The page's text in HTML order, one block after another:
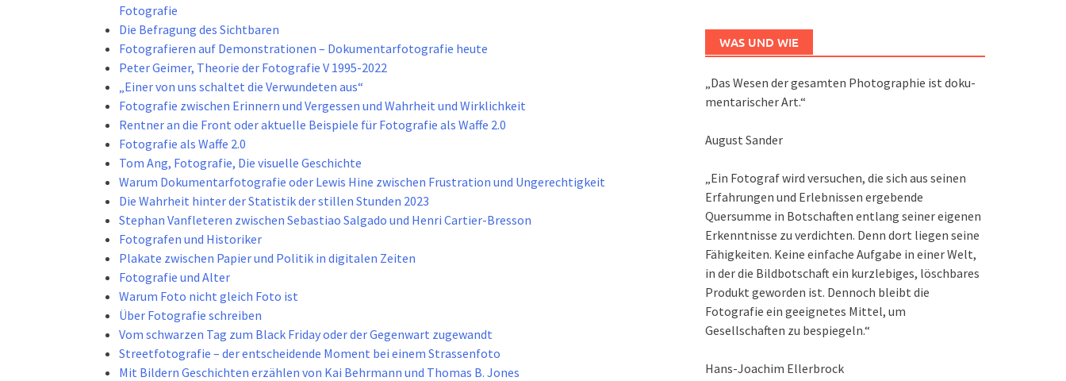
Fotografie
Die Befragung des Sichtbaren
Fotografieren auf Demonstrationen – Dokumentarfotografie heute
Peter Geimer, Theorie der Fotografie V 1995-2022
„Einer von uns schaltet die Verwundeten aus“
Fotografie zwischen Erinnern und Vergessen und Wahrheit und Wirklichkeit
Rentner an die Front oder aktuelle Beispiele für Fotografie als Waffe 2.0
Fotografie als Waffe 2.0
Tom Ang, Fotografie, Die visuelle Geschichte
Warum Dokumentarfotografie oder Lewis Hine zwischen Frustration und Ungerechtigkeit
Die Wahrheit hinter der Statistik der stillen Stunden 2023
Stephan Vanfleteren zwischen Sebastiao Salgado und Henri Cartier-Bresson
Fotografen und Historiker
Plakate zwischen Papier und Politik in digitalen Zeiten
Fotografie und Alter
Warum Foto nicht gleich Foto ist
Über Fotografie schreiben
Vom schwarzen Tag zum Black Friday oder der Gegenwart zugewandt
Streetfotografie – der entscheidende Moment bei einem Strassenfoto
Mit Bildern Geschichten erzählen von Kai Behrmann und Thomas B. Jones
WAS UND WIE
„Das We­sen der ge­sam­ten Pho­to­gra­phie ist do­ku­
men­ta­ri­scher Art.“
August Sander
„Ein Fotograf wird versuchen, die sich aus seinen
Erfahrungen und Erlebnissen ergebende
Quersumme in Botschaften entlang seiner eigenen
Erkenntnisse zu verdichten. Denn dort liegen seine
Fähigkeiten. Keine einfache Aufgabe in einer Welt,
in der die Bildbotschaft ein kurzlebiges, löschbares
Produkt geworden ist. Dennoch bleibt die
Fotografie ein geeignetes Mittel, um
Gesellschaften zu bespiegeln.“
Hans-Joachim Ellerbrock